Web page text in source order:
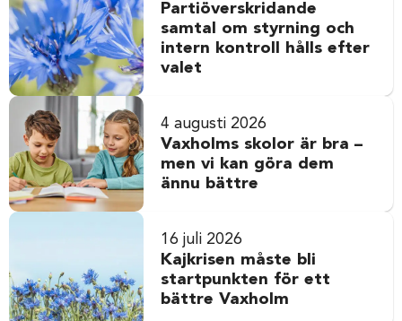
Partiöverskridande
samtal om styrning och
intern kontroll hålls efter
valet
4 augusti 2026
Vaxholms skolor är bra –
men vi kan göra dem
ännu bättre
16 juli 2026
Kajkrisen måste bli
startpunkten för ett
bättre Vaxholm